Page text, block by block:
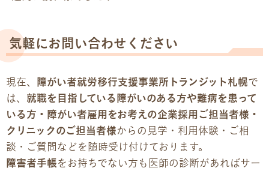
気軽にお問い合わせください
現在、 障がい者就労移行支援事業所トランジット札幌で
は、 就職を目指している障がいのある方や難病を患って
いる方・障がい者雇用をお考えの企業採用ご担当者様・
クリニックのご担当者様からの見学・利用体験・ご相
談・ご質問などを随時受け付けております。
障害者手帳をお持ちでない方も医師の診断があればサー